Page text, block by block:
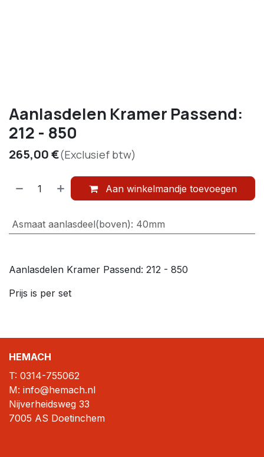
Aanlasdelen Kramer Passend:
212 - 850
265,00€(Exclusief btw)
Aan winkelmandje toevoegen
Asmaat aanlasdeel(boven): 40mm
Aanlasdelen Kramer Passend: 212 - 850
Prijs is per set
HEMACH
T: 0314-755062
M: info@hemach.nl
Nijverheidsweg 33
7005 AS Doetinchem